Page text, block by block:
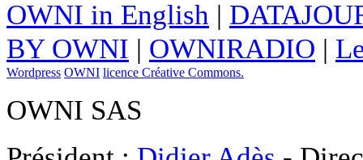
OWNI in English |
BY OWNI | OWNIRADIO |
Wordpress OWNI licence Créative Commons.
OWNI SAS